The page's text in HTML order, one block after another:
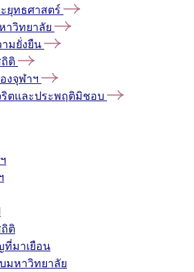
ยุทธศาสตร์
วิทยาลัย
มยั่งยืน
ติ
งจุฬาฯ
ริตและประพฤติมิชอบ
ติ
มาเยือน
มหาวิทยาลัย